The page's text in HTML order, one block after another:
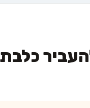
כלבת